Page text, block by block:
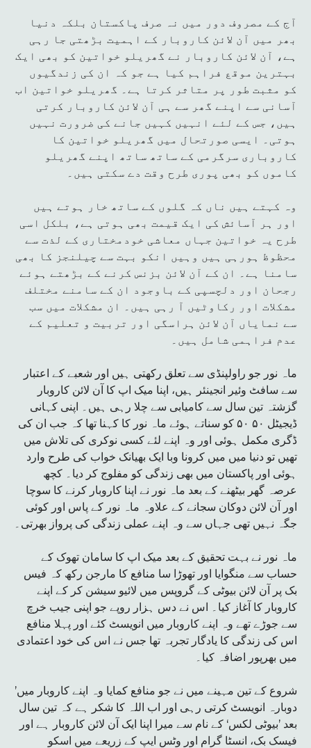
آج کے مصروف دور میں نہ صرف پاکستان بلکہ دنیا
بھر میں آن لائن کاروبار کے اہمیت بڑھتی جا رہی
ہے، آن لائن کاروبار نے گھریلو خواتین کو بھی ایک
بہترین موقع فراہم کیا ہے جو کہ ان کی زندگیوں
کو مثبت طور پر متاثر کرتا ہے۔ گھریلو خواتین اب
آسانی سے اپنے گھر سے ہی آن لائن کاروبار کرتی
ہیں، جس کے لئے انہیں کہیں جانے کی ضرورت نہیں
ہوتی۔ ایسی صورتحال میں گھریلو خواتین کا
کاروباری سرگرمی کے ساتھ ساتھ اپنے گھریلو
کاموں کو بھی پوری طرح وقت دے سکتی ہیں۔
وہ کہتے ہیں ناں کہ گلوں کے ساتھ خار ہوتے ہیں
اور ہر آسائش کی ایک قیمت بھی ہوتی ہے، بلکل اسی
طرح یہ خواتین جہاں معاشی خودمختاری کے لذت سے
محظوظ ہورہی ہیں وہیں انکو بہت سے چیلنجز کا بھی
سامنا ہے۔ ان کے آن لائن بزنس کرنے کے بڑھتے ہوئے
رجحان اور دلچسپی کے باوجود ان کے سامنے مختلف
مشکلات اور رکاوٹیں آ رہی ہیں۔ ان مشکلات میں سب
سے نمایاں آن لائن ہراسگی اور تربیت و تعلیم کے
عدم فراہمی شامل ہیں۔
ماہ نور جو راولپنڈی سے تعلق رکھتی ہیں اور شعبے کے اعتبار
سے سافٹ وئیر انجینئر ہیں، اپنا میک اپ کا آن لائن کاروبار
گزشتہ تین سال سے کامیابی سے چلا رہی ہیں۔ اپنی کہانی
ڈیجیٹل ۵۰ ۵۰ کو سناتے ہوئے ماہ نور کا کہنا تھا کہ جب ان کی
ڈگری مکمل ہوئی اور وہ اپنے لئے کسی نوکری کی تلاش میں
تھیں تو دنیا میں میں کرونا وبا ایک بھیانک خواب کی طرح وارد
ہوئی اور پاکستان میں بھی زندگی کو مفلوج کر دیا۔ کچھ
عرصہ گھر بیٹھنے کے بعد ماہ نور نے اپنا کاروبار کرنے کا سوچا
اور آن لائن دوکان سجانے کے علاوہ ماہ نور کے پاس اور کوئی
جگہ نہیں تھی جہاں سے وہ اپنے عملی زندگی کی پرواز بھرتی۔
ماہ نور نے بہت تحقیق کے بعد میک اپ کا سامان تھوک کے
حساب سے منگوایا اور تھوڑا سا منافع کا مارجن رکھ کہ فیس
بک پر آن لائن بیوٹی کے گروپس میں لائیو سیشن کر کے اپنے
کاروبار کا آغاز کیا۔ اس نے دس ہزار روپے جو اپنی جیب خرچ
سے جوڑے تھے وہ اپنے کاروبار میں انویسٹ کئے اور پہلا منافع
اس کی زندگی کا یادگار تجربہ تھا جس نے اس کی خود اعتمادی
میں بھرپور اضافہ کیا۔
’شروع کے تین مہینے میں نے جو منافع کمایا وہ اپنے کاروبار میں
دوبارہ انویسٹ کرتی رہی اور اب اللہ کا شکر ہے کہ تین سال
بعد ’بیوٹی لکس‘ کے نام سے میرا اپنا ایک آن لائن کاروبار ہے اور
فیسک بک، انسٹا گرام اور وٹس ایپ کے زریعے میں اسکو